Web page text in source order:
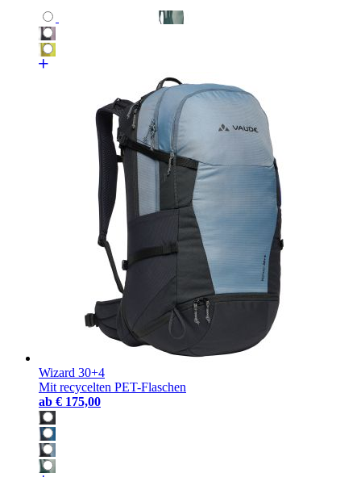
Wizard 30+4
Mit recycelten PET-Flaschen
ab € 175,00